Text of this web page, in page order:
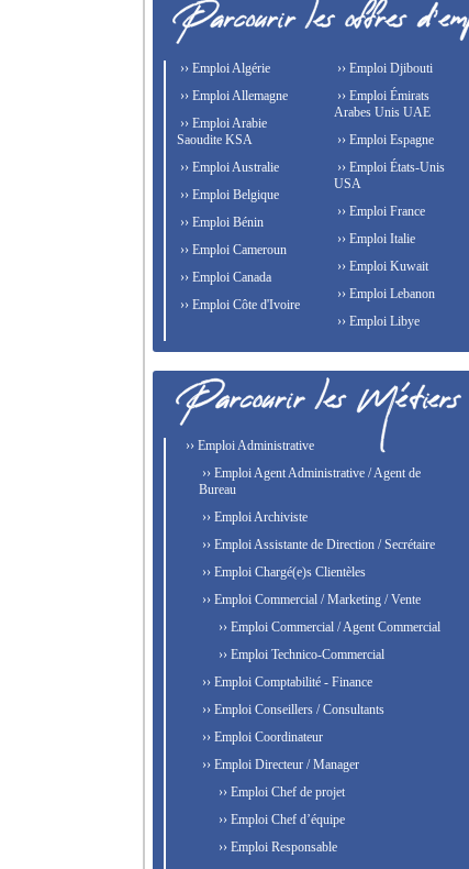
›› Emploi Algérie
›› Emploi Allemagne
›› Emploi Arabie
Saoudite KSA
›› Emploi Australie
›› Emploi Belgique
›› Emploi Bénin
›› Emploi Cameroun
›› Emploi Canada
›› Emploi Côte d'Ivoire
›› Emploi Djibouti
›› Emploi Émirats
Arabes Unis UAE
›› Emploi Espagne
›› Emploi États-Unis
USA
›› Emploi France
›› Emploi Italie
›› Emploi Kuwait
›› Emploi Lebanon
›› Emploi Libye
›› Emploi Administrative
›› Emploi Agent Administrative / Agent de
Bureau
›› Emploi Archiviste
›› Emploi Assistante de Direction / Secrétaire
›› Emploi Chargé(e)s Clientèles
›› Emploi Commercial / Marketing / Vente
›› Emploi Commercial / Agent Commercial
›› Emploi Technico-Commercial
›› Emploi Comptabilité - Finance
›› Emploi Conseillers / Consultants
›› Emploi Coordinateur
›› Emploi Directeur / Manager
›› Emploi Chef de projet
›› Emploi Chef d’équipe
›› Emploi Responsable